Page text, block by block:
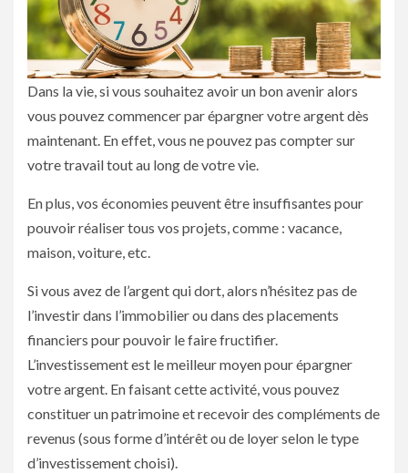
Dans la vie, si vous souhaitez avoir un bon avenir alors
vous pouvez commencer par épargner votre argent dès
maintenant. En effet, vous ne pouvez pas compter sur
votre travail tout au long de votre vie.
En plus, vos économies peuvent être insuffisantes pour
pouvoir réaliser tous vos projets, comme : vacance,
maison, voiture, etc.
Si vous avez de l’argent qui dort, alors n’hésitez pas de
l’investir dans l’immobilier ou dans des placements
financiers pour pouvoir le faire fructifier.
L’investissement est le meilleur moyen pour épargner
votre argent. En faisant cette activité, vous pouvez
constituer un patrimoine et recevoir des compléments de
revenus (sous forme d’intérêt ou de loyer selon le type
d’investissement choisi).